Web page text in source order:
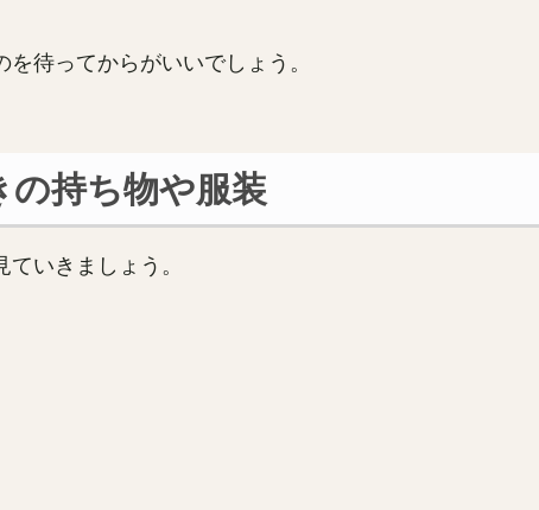
待ってからがいいでしょう。
の持ち物や服装
いきましょう。